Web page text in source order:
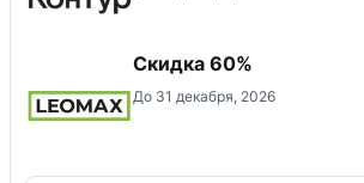
Скидка 60%
До 31 декабря, 2026